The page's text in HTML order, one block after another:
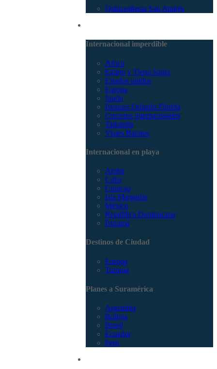
Quinceañeras San Andrés
Internacional imperdible
Africa
Egipto y Tierra Santa
Estados unidos
Europa
Japón
Parques Orlando Florida
Cruceros internacionales
Tailandia
Viajes Baratos
Internacional en playa
Aruba
Cuba
Curacao
Isla Margarita
México
República Dominicana
Panamá
Destinos de Ciudad
Europa
Turquía
Planes a Suramérica
Argentina
Bolivia
Brasil
Ecuador
Perú